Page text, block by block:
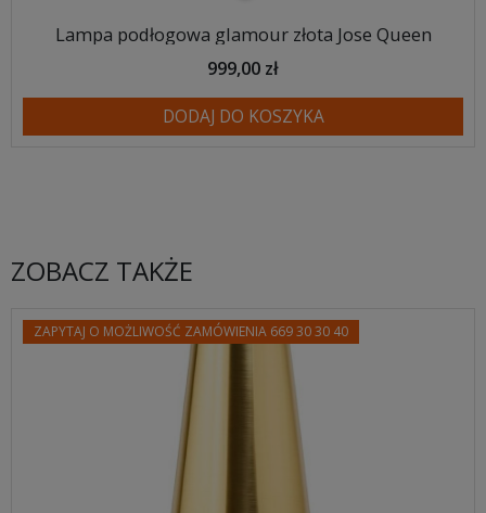
Lampa podłogowa glamour złota Jose Queen
999,00 zł
DODAJ DO KOSZYKA
ZOBACZ TAKŻE
ZAPYTAJ O MOŻLIWOŚĆ ZAMÓWIENIA 669 30 30 40